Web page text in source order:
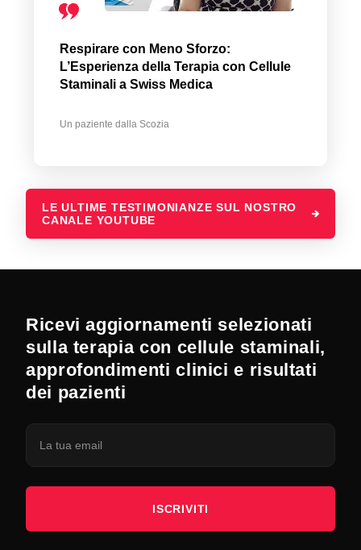
Respirare con Meno Sforzo:
L’Esperienza della Terapia con Cellule
Staminali a Swiss Medica
Un paziente dalla Scozia
LE ULTIME TESTIMONIANZE SUL NOSTRO
CANALE YOUTUBE
Ricevi aggiornamenti selezionati
sulla terapia con cellule staminali,
approfondimenti clinici e risultati
dei pazienti
ISCRIVITI